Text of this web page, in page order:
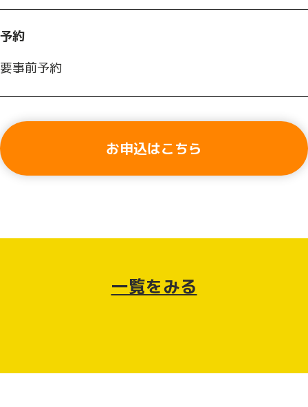
予約
要事前予約
お申込はこちら
一覧をみる